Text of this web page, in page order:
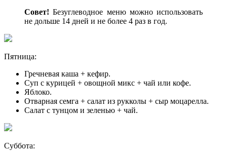
Совет! Безуглеводное меню можно использовать
не дольше 14 дней и не более 4 раз в год.
Пятница:
Гречневая каша + кефир.
Суп с курицей + овощной микс + чай или кофе.
Яблоко.
Отварная семга + салат из рукколы + сыр моцарелла.
Салат с тунцом и зеленью + чай.
Суббота: